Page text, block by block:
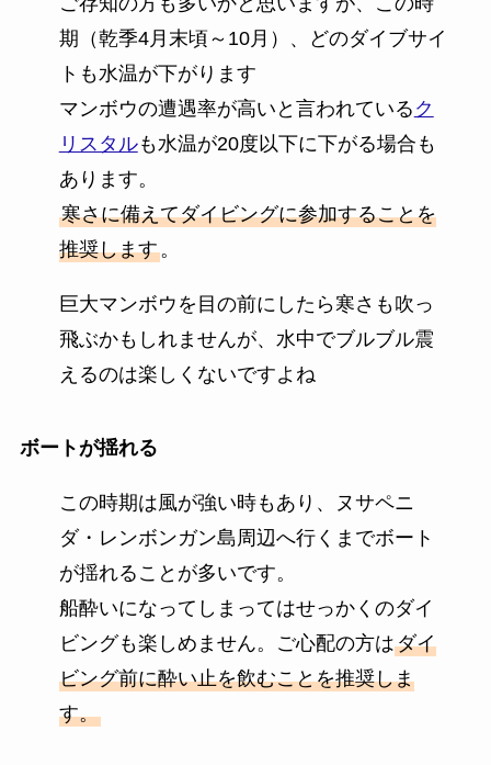
期（乾季4月末頃～10月）、どのダイブサイ
トも水温が下がります
マンボウの遭遇率が高いと言われている ク
リスタルも水温が20度以下に下がる場合も
あります。
寒さに備えてダイビングに参加することを
推奨します。
巨大マンボウを目の前にしたら寒さも吹っ
飛ぶかもしれませんが、水中でブルブル震
えるのは楽しくないですよね
ボートが揺れる
この時期は風が強い時もあり、ヌサペニ
ダ・レンボンガン島周辺へ行くまでボート
が揺れることが多いです。
船酔いになってしまってはせっかくのダイ
ビングも楽しめません。ご心配の方はダイ
ビング前に酔い止を飲むことを推奨しま
す。